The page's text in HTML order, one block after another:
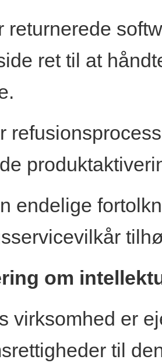
returnerede
ret til at
endelige
om
virksomhed er
til